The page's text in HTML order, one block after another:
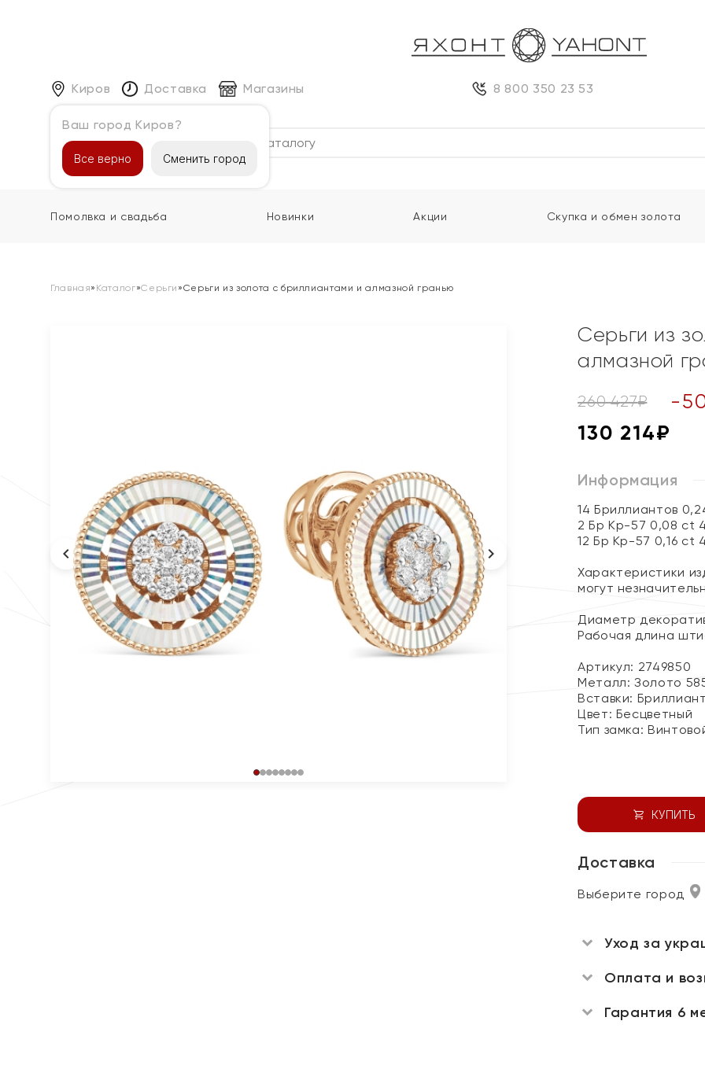
Киров
Ваш город Киров?
Все верно Сменить город
Доставка Магазины 8 800 350 23 53
Каталог
Помолвка и свадьба Новинки Акции Скупка и обмен золота
Главная» Каталог»Серьги »Серьги из золота с бриллиантами и алмазной гранью
Серьги из
алмазной
260 427₽ -
130 214₽
Информация
14 Бриллиантов
2 Бр Кр-57 0,08 ct
12 Бр Кр-57 0,16 ct
Характеристики
могут
Диаметр
Рабочая длина
Артикул: 2749850
Металл:Золото
Вставки:
Цвет: Бесцветный
Тип замка:
КУПИТЬ
Доставка
Выберите город
Уход за
Оплата и
Гарантия 6